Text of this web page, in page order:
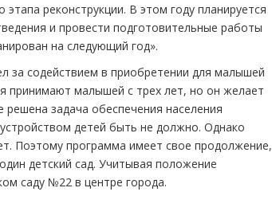
реконструкции. В этом году планируется
и провести подготовительные работы
на следующий год».
за содействием в приобретении для малышей
принимают малышей с трех лет, но он желает
задача обеспечения населения
детей быть не должно. Однако
Поэтому программа имеет свое продолжение,
детский сад. Учитывая положение
саду №22 в центре города.